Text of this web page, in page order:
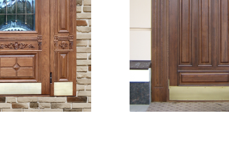
Свыше 20 км от МКАД
Подъем до квартиры